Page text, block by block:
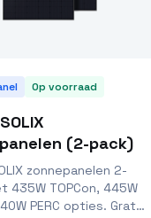
Op voorraad
(2-pack)
zonnepanelen 2-
435W TOPCon, 445W
PERC opties. Gratis